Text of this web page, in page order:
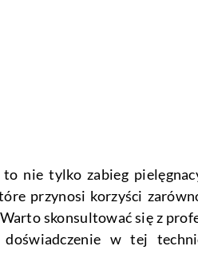
to nie tylko zabieg
przynosi korzyści
skonsultować się z
w tej